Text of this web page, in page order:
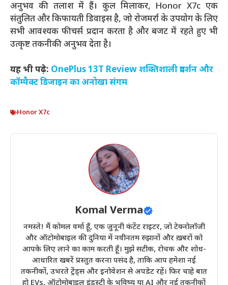
अनुभव की तलाश में हैं। कुल मिलाकर, Honor X7c एक
संतुलित और किफायती डिवाइस है, जो रोजमर्रा के उपयोग के लिए
सभी आवश्यक फीचर्स प्रदान करता है और बजट में रहते हुए भी
उत्कृष्ट तकनीकी अनुभव देता है।
यह भी पढ़े: OnePlus 13T Review शक्तिशाली प्रदर्शन और
कॉम्पैक्ट डिजाइन का अनोखा संगम
Honor X7c
Komal Verma
नमस्ते! मैं कोमल वर्मा हूँ, एक जुनूनी कंटेंट राइटर, जो टेक्नोलॉजी
और ऑटोमोबाइल की दुनिया में नवीनतम रुझानों और ख़बरों को
आपके लिए लाने का काम करती हूँ। मुझे सटीक, रोचक और शोध-
आधारित खबरें प्रस्तुत करना पसंद है, ताकि आप हमेशा नई
तकनीकों, उभरते ट्रेंड्स और इनोवेशन से अपडेट रहें। फिर चाहे बात
हो EVs, ऑटोमोबाइल इंडस्ट्री के भविष्य या AI और नई तकनीकों